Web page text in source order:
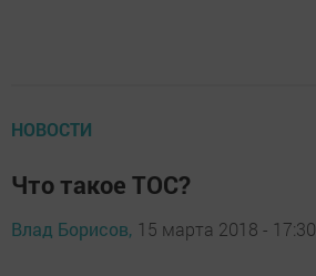
НОВОСТИ
Что такое ТОС?
Влад Борисов, 15 марта 2018 - 17:30